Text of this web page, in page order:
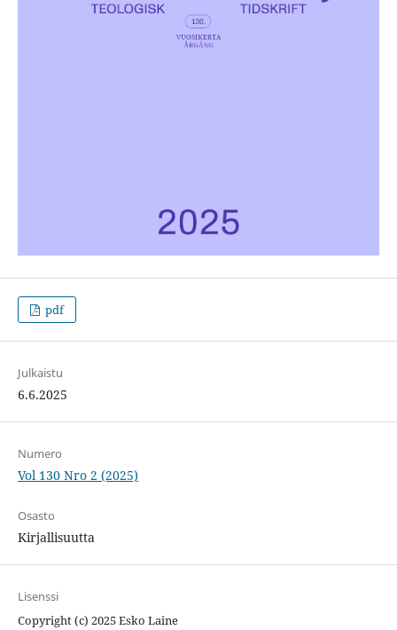
pdf
Julkaistu
6.6.2025
Numero
Vol 130 Nro 2 (2025)
Osasto
Kirjallisuutta
Lisenssi
Copyright (c) 2025 Esko Laine